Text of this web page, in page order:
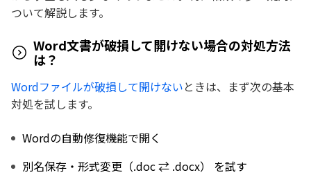
ついて解説します。
Word文書が破損して開けない場合の対処方法
は？
Wordファイルが破損して開けないときは、まず次の基本
対処を試します。
Wordの自動修復機能で開く
別名保存・形式変更（.doc ⇄ .docx） を試す